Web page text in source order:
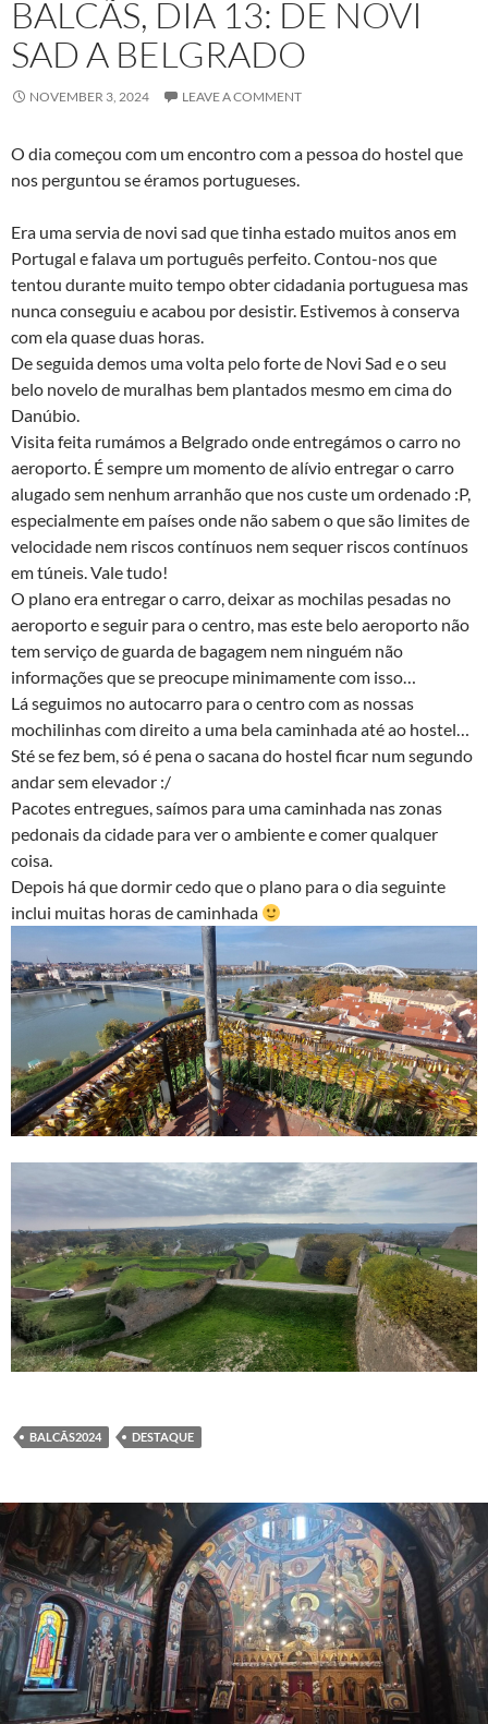
BALCÃS, DIA 13: DE NOVI
SAD A BELGRADO
NOVEMBER 3, 2024 LEAVE A COMMENT
O dia começou com um encontro com a pessoa do hostel que
nos perguntou se éramos portugueses.
Era uma servia de novi sad que tinha estado muitos anos em
Portugal e falava um português perfeito. Contou-nos que
tentou durante muito tempo obter cidadania portuguesa mas
nunca conseguiu e acabou por desistir. Estivemos à conserva
com ela quase duas horas.
De seguida demos uma volta pelo forte de Novi Sad e o seu
belo novelo de muralhas bem plantados mesmo em cima do
Danúbio.
Visita feita rumámos a Belgrado onde entregámos o carro no
aeroporto. É sempre um momento de alívio entregar o carro
alugado sem nenhum arranhão que nos custe um ordenado :P,
especialmente em países onde não sabem o que são limites de
velocidade nem riscos contínuos nem sequer riscos contínuos
em túneis. Vale tudo!
O plano era entregar o carro, deixar as mochilas pesadas no
aeroporto e seguir para o centro, mas este belo aeroporto não
tem serviço de guarda de bagagem nem ninguém não
informações que se preocupe minimamente com isso…
Lá seguimos no autocarro para o centro com as nossas
mochilinhas com direito a uma bela caminhada até ao hostel…
Sté se fez bem, só é pena o sacana do hostel ficar num segundo
andar sem elevador :/
Pacotes entregues, saímos para uma caminhada nas zonas
pedonais da cidade para ver o ambiente e comer qualquer
coisa.
Depois há que dormir cedo que o plano para o dia seguinte
inclui muitas horas de caminhada
BALCÃS2024 DESTAQUE